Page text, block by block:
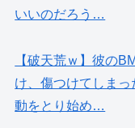
いいのだろう…
【破天荒ｗ】彼の
け、傷つけてしま
動をとり始め…